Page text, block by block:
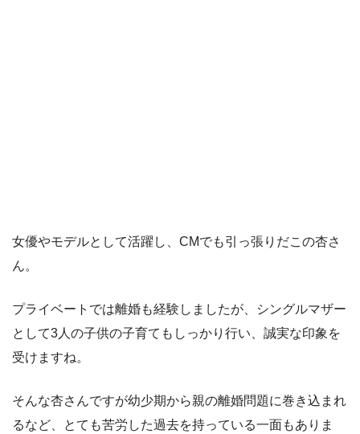
女優やモデルとして活躍し、CMでも引っ張りだこの杏さ
ん。
プライベートでは離婚も経験しましたが、シングルマザー
として3人の子供の子育てもしっかり行い、誠実な印象を
受けますね。
そんな杏さんですが幼少期から親の離婚問題に巻き込まれ
るなど、とても苦労した過去を持っている一面もありま